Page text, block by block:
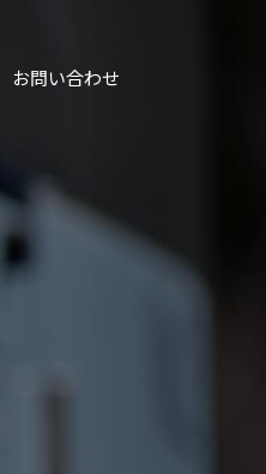
お問い合わせ